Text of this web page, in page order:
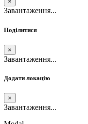
Завантаження...
Поділитися
×
Завантаження...
Додати локацію
×
Завантаження...